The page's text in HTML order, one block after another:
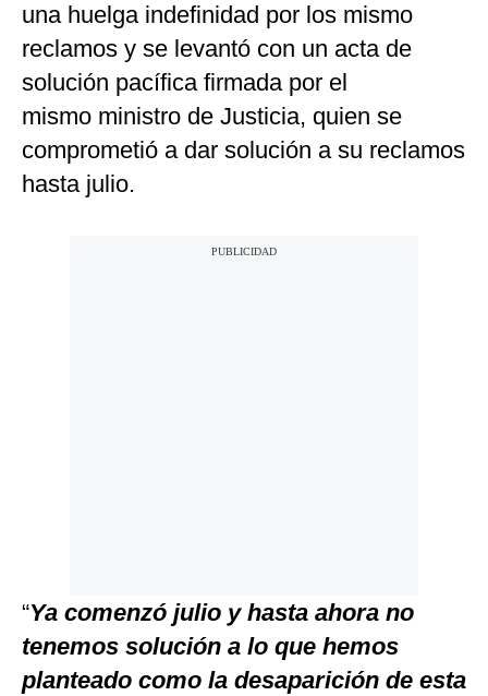
una huelga indefinidad por los mismo
reclamos y se levantó con un acta de
solución pacífica firmada por el
mismo ministro de Justicia, quien se
comprometió a dar solución a su reclamos
hasta julio.
“Ya comenzó julio y hasta ahora no
tenemos solución a lo que hemos
planteado como la desaparición de esta